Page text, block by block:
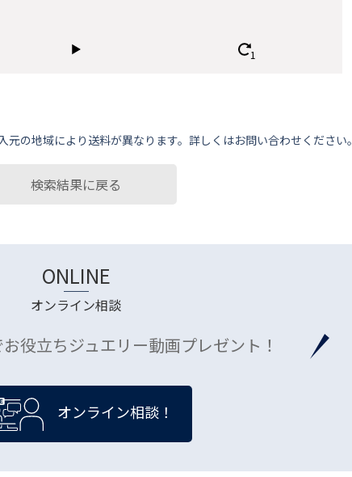
の地域により送料が異なります。詳しくはお問い合わせください。
検索結果に戻る
ONLINE
オンライン相談
役立ちジュエリー動画プレゼント！
オンライン相談！